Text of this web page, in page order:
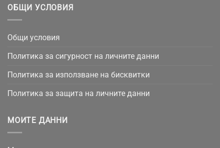
ОБЩИ УСЛОВИЯ
Общи условия
Политика за сигурност на личните данни
Политика за използване на бисквитки
Политика за защита на личните данни
МОИТЕ ДАННИ